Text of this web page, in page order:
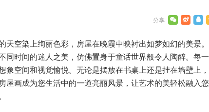
空染上绚丽色彩，房屋在晚霞中映衬出如梦如幻的美景。
时间的迷人之美，仿佛置身于童话世界般令人陶醉。每一
空间和视觉愉悦。无论是摆放在书桌上还是挂在墙壁上，
画成为您生活中的一道亮丽风景，让艺术的美轻松融入您